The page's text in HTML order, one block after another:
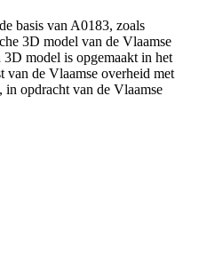
basis van A0183, zoals
3D model van de Vlaamse
model is opgemaakt in het
van de Vlaamse overheid met
opdracht van de Vlaamse